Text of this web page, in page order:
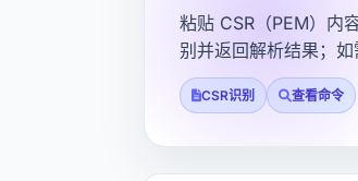
粘贴 CSR（PEM）内
别并返回解析结果；如
CSR识别 查看命令